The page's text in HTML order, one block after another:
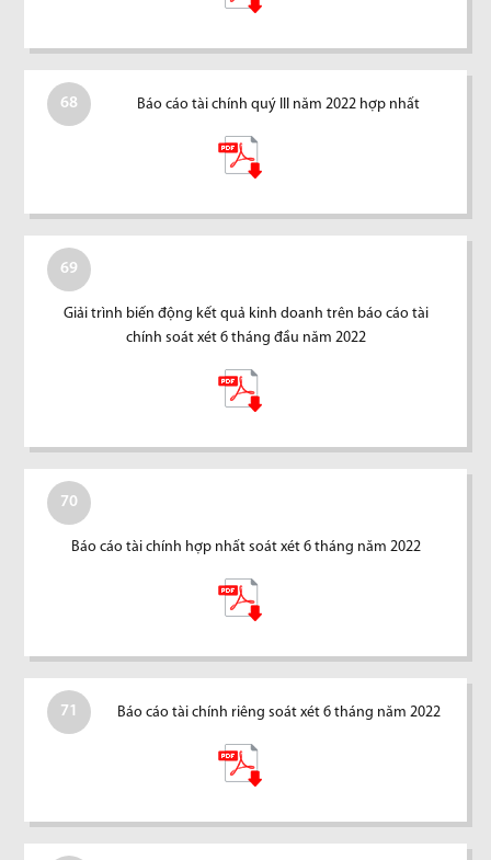
68 Báo cáo tài chính quý III năm 2022 hợp nhất
69
Giải trình biến động kết quả kinh doanh trên báo cáo tài
chính soát xét 6 tháng đầu năm 2022
70
Báo cáo tài chính hợp nhất soát xét 6 tháng năm 2022
71 Báo cáo tài chính riêng soát xét 6 tháng năm 2022